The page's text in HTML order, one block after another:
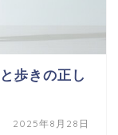
歩きの正し
2025年8月28日